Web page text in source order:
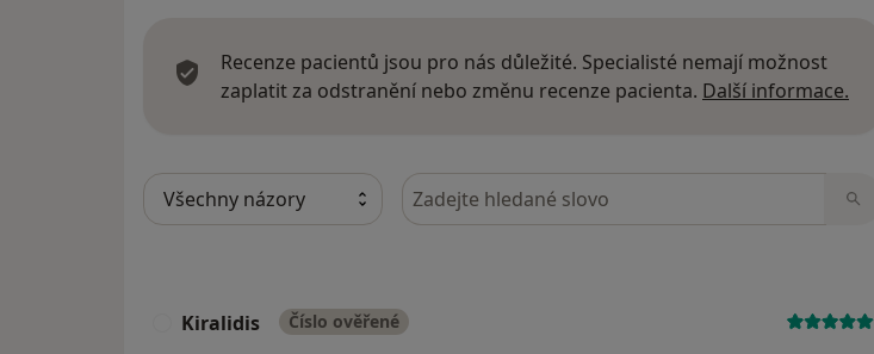
Recenze pacientů jsou pro nás důležité. Specialisté nemají možnost
zaplatit za odstranění nebo změnu recenze pacienta. Další informace.
Hledejte v názorech
Kiralidis Číslo ověřené